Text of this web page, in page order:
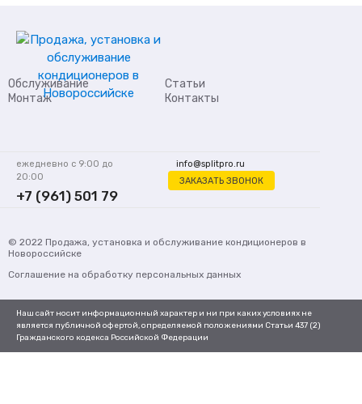
Обслуживание
Монтаж
Статьи
Контакты
info@splitpro.ru
ЗАКАЗАТЬ ЗВОНОК
ежедневно с 9:00 до
20:00
+7 (961) 501 79
© 2022 Продажа, установка и обслуживание кондиционеров в
Новороссийске
Соглашение на обработку персональных данных
Наш сайт носит информационный характер и ни при каких условиях не
является публичной офертой, определяемой положениями Статьи 437 (2)
Гражданского кодекса Российской Федерации